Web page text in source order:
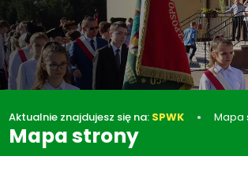
Aktualnie znajdujesz się na: SPWK Mapa
Mapa strony